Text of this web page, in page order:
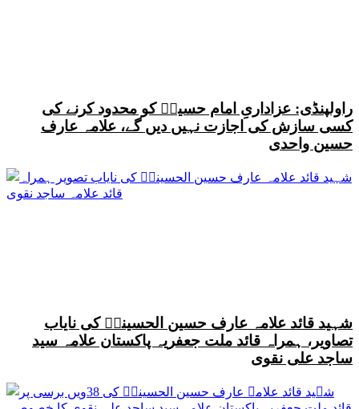
راولپنڈی: عزاداریِ امام حسینؑ کو محدود کرنے کی
کسی سازش کی اجازت نہیں دیں گے، علامہ عارف
حسین واحدی
شہید قائد علامہ عارف حسین الحسینیؒ کی نایاب
تصاویر، ہمراہ قائد ملت جعفریہ پاکستان علامہ سید
ساجد علی نقوی